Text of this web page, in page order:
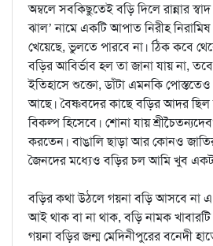
অম্বলে সবকিছুতেই বড়ি দিলে রান্নার
ঝাল’ নামে একটি আপাত নিরীহ
খেয়েছে, ভুলতে পারবে না। ঠিক কবে
বড়ির আবির্ভাব হল তা জানা যায় না, তবে
ইতিহাসে শুক্তো, ডাঁটা এমনকি পোস্ততেও
আছে। বৈষ্ণবদের কাছে বড়ির আদর
বিকল্প হিসেবে। শোনা যায়
করতেন। বাঙালি ছাড়া আর কোনও
জৈনদের মধ্যেও বড়ির চল আমি খুব
বড়ির কথা উঠলে গয়না বড়ি আসবে না
আই থাক বা না থাক, বড়ি নামক
গয়না বড়ির জন্ম মেদিনীপুরের বনেদী